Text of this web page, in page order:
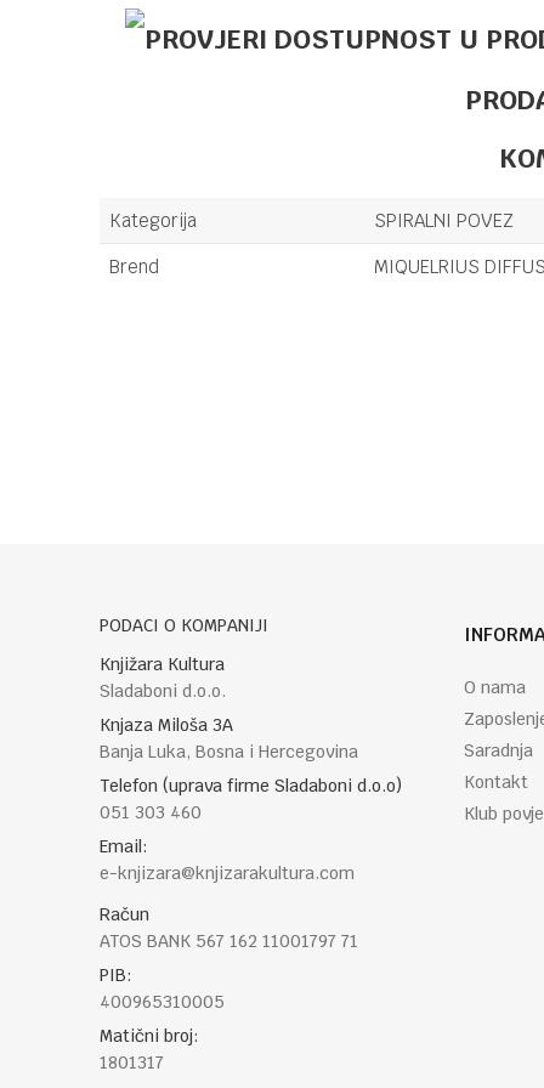
Kategorija
SPIRALNI POVEZ
Brend
MIQUELRIUS
PODACI O KOMPANIJI
Knjižara Kultura
Sladaboni d.o.o.
Knjaza Miloša 3A
Banja Luka, Bosna i Hercegovina
Telefon (uprava firme Sladaboni d.o.o)
051 303 460
Email:
e-knjizara@knjizarakultura.com
Račun
ATOS BANK 567 162 11001797 71
PIB:
400965310005
Matični broj:
1801317
O nama
Saradnja
Kontakt
Klub